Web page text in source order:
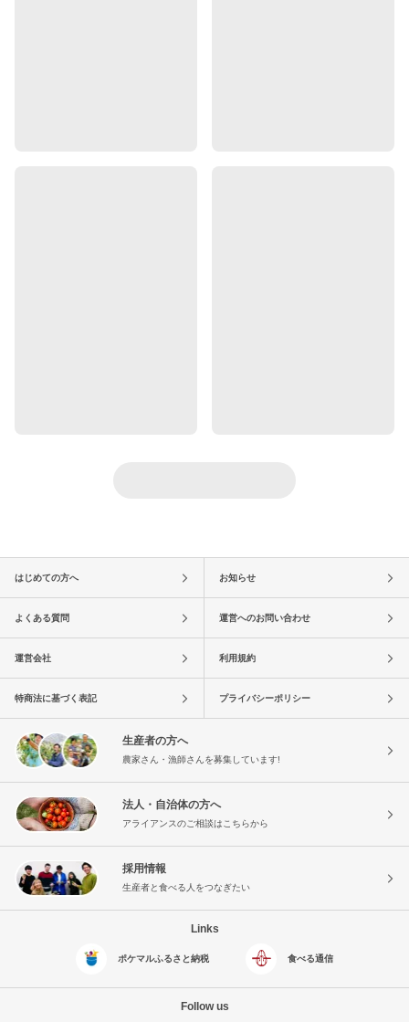
はじめての方へ お知らせ
よくある質問 運営へのお問い合わせ
運営会社 利用規約
特商法に基づく表記 プライバシーポリシー
生産者の方へ
農家さん・漁師さんを募集しています!
法人・自治体の方へ
アライアンスのご相談はこちらから
採用情報
生産者と食べる人をつなぎたい
Links
ポケマルふるさと納税 食べる通信
Follow us